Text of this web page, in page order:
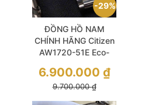
29%
ĐỒNG HỒ NAM
CHÍNH HÃNG Citizen
AW1720-51E Eco-
Sapphire Silver
Stainless Steel For
Men
9.700.000₫
6.900.000 ₫